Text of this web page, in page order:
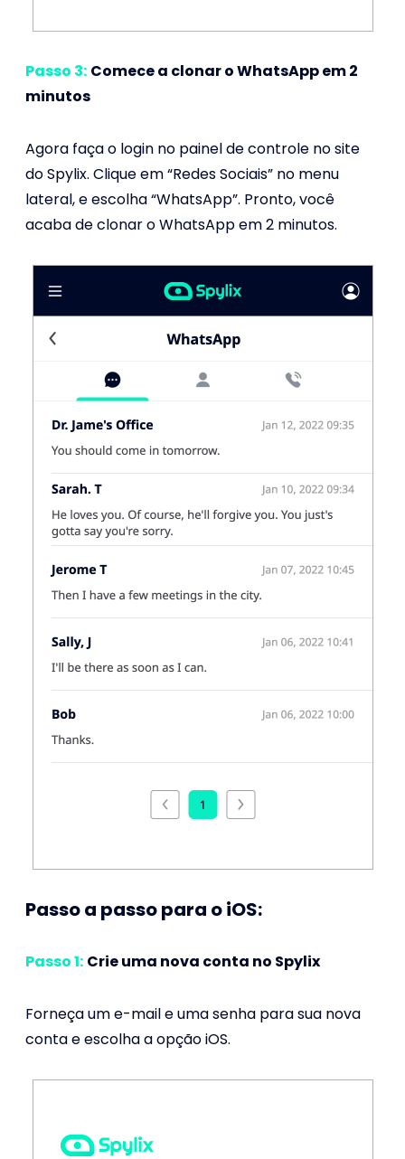
Passo 3: Comece a clonar o WhatsApp em 2
minutos
Agora faça o login no painel de controle no site
do Spylix. Clique em “Redes Sociais” no menu
lateral, e escolha “WhatsApp”. Pronto, você
acaba de clonar o WhatsApp em 2 minutos.
Passo a passo para o iOS:
Passo 1: Crie uma nova conta no Spylix
Forneça um e-mail e uma senha para sua nova
conta e escolha a opção iOS.